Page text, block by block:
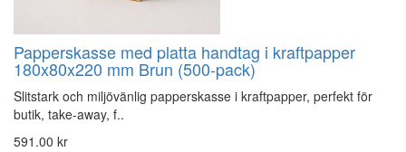
Papperskasse med platta handtag i kraftpapper
180x80x220 mm Brun (500-pack)
Slitstark och miljövänlig papperskasse i kraftpapper, perfekt för
butik, take-away, f..
591.00 kr